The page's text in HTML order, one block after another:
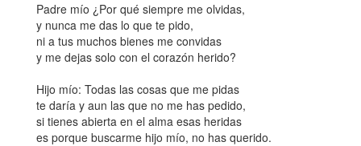
Padre mío ¿Por qué siempre me olvidas,
y nunca me das lo que te pido,
ni a tus muchos bienes me convidas
y me dejas solo con el corazón herido?
Hijo mío: Todas las cosas que me pidas
te daría y aun las que no me has pedido,
si tienes abierta en el alma esas heridas
es porque buscarme hijo mío, no has querido.